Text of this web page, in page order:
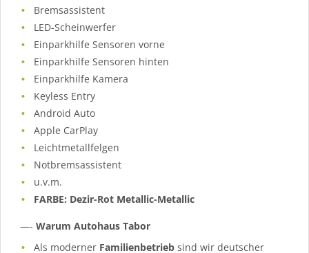
Bremsassistent
LED-Scheinwerfer
Einparkhilfe Sensoren vorne
Einparkhilfe Sensoren hinten
Einparkhilfe Kamera
Keyless Entry
Android Auto
Apple CarPlay
Leichtmetallfelgen
Notbremsassistent
u.v.m.
FARBE: Dezir-Rot Metallic-Metallic
—- Warum Autohaus Tabor
Als moderner Familienbetrieb sind wir deutscher